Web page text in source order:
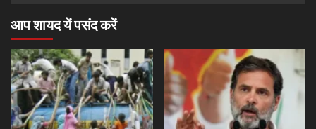
आप शायद यें पसंद करें